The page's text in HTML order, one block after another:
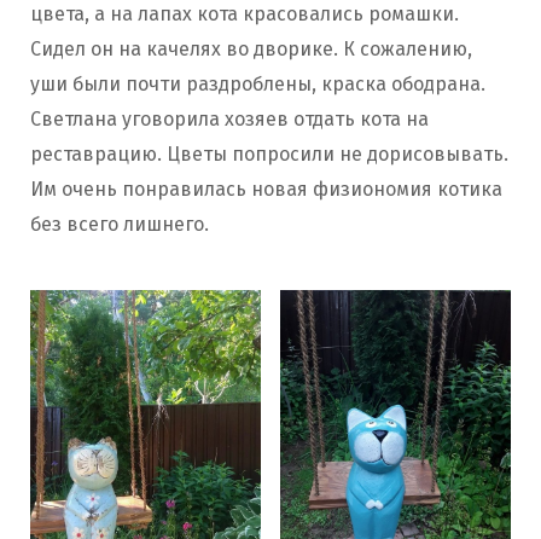
цвета, а на лапах кота красовались ромашки.
Сидел он на качелях во дворике. К сожалению,
уши были почти раздроблены, краска ободрана.
Светлана уговорила хозяев отдать кота на
реставрацию. Цветы попросили не дорисовывать.
Им очень понравилась новая физиономия котика
без всего лишнего.